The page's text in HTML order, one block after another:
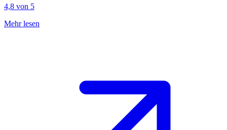
4,8 von 5
Mehr lesen